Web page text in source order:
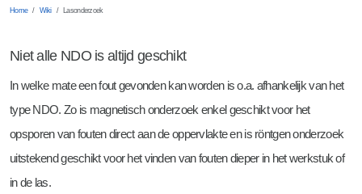
Boren en tappen
Zaterdag- en vakantiewerk bij Tosec
Home Wiki Lasonderzoek
Niet alle NDO is altijd geschikt
In welke mate een fout gevonden kan worden is o.a. afhankelijk van het
type NDO. Zo is magnetisch onderzoek enkel geschikt voor het
opsporen van fouten direct aan de oppervlakte en is röntgen onderzoek
uitstekend geschikt voor het vinden van fouten dieper in het werkstuk of
in de las.